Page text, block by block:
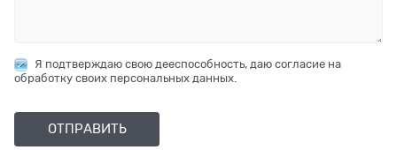
Я подтверждаю свою дееспособность, даю согласие на
обработку своих персональных данных.